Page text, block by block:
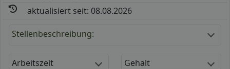
aktualisiert seit: 08.08.2026
Stellenbeschreibung:
Arbeitszeit Gehalt